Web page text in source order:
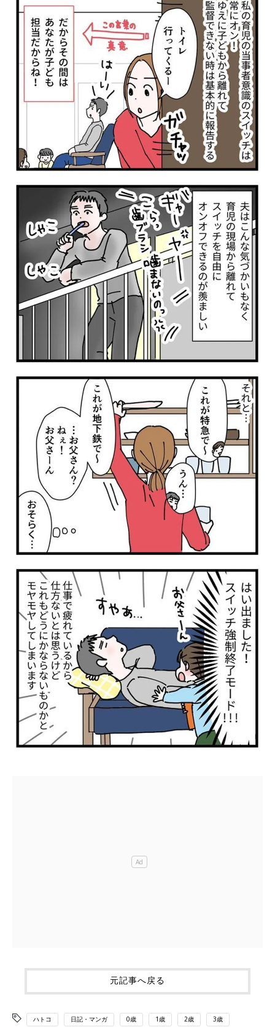
元記事へ戻る
ハトコ 日記・マンガ 0歳 1歳 2歳 3歳